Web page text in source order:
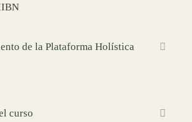
de la Plataforma Holística
curso